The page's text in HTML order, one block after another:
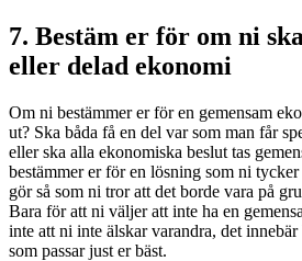
7. Bestäm er för om ni
eller delad ekonomi
Om ni bestämmer er för en gemensam
ut? Ska båda få en del var som man får
eller ska alla ekonomiska beslut tas
bestämmer er för en lösning som ni
gör så som ni tror att det borde vara på
Bara för att ni väljer att inte ha en
inte att ni inte älskar varandra, det
som passar just er bäst.